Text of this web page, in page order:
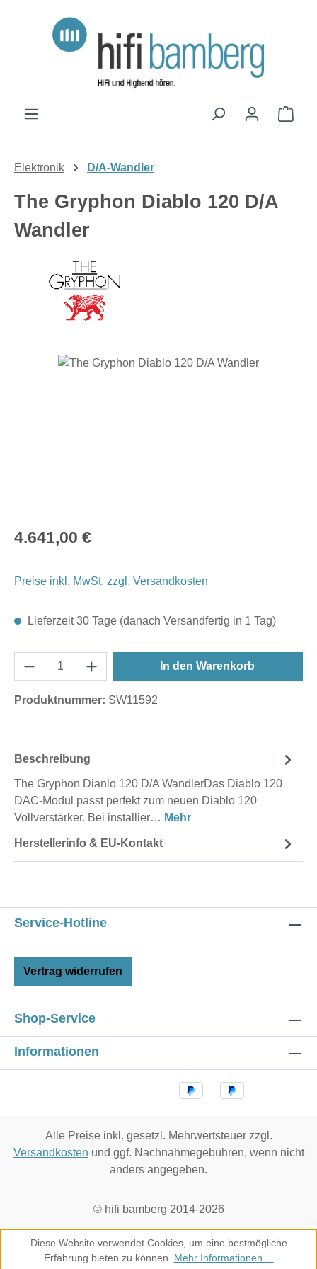
Zum Hauptinhalt springen
Elektronik D/A-Wandler
The Gryphon Diablo 120 D/A
Wandler
Bildergalerie überspringen
Regulärer Preis:
4.641,00 €
Preise inkl. MwSt. zzgl. Versandkosten
Lieferzeit 30 Tage (danach Versandfertig in 1 Tag)
In den Warenkorb
Produktnummer: SW11592
Beschreibung
The Gryphon Dianlo 120 D/A WandlerDas Diablo 120
DAC-Modul passt perfekt zum neuen Diablo 120
Vollverstärker. Bei installier… Mehr
Herstellerinfo & EU-Kontakt
Service-Hotline
Vertrag widerrufen
Shop-Service
Informationen
Alle Preise inkl. gesetzl. Mehrwertsteuer zzgl.
Versandkosten und ggf. Nachnahmegebühren, wenn nicht
anders angegeben.
© hifi bamberg 2014-2026
Diese Website verwendet Cookies, um eine bestmögliche
Erfahrung bieten zu können. Mehr Informationen ...